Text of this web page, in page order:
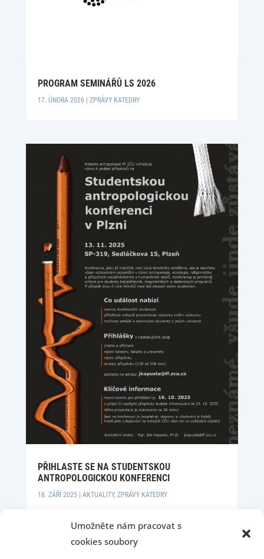
Umožněte nám pracovat s
cookies soubory
PROGRAM SEMINÁŘŮ LS 2026
17. ÚNORA 2026| ZPRÁVY KATEDRY
PŘIHLASTE SE NA STUDENTSKOU
ANTROPOLOGICKOU KONFERENCI
18. ZÁŘÍ 2025| AKTUALITY, ZPRÁVY KATEDRY